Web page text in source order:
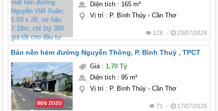
Diện tích: 165 m²
Vị trí: P. Bình Thủy - Cần Thơ
128 - 23/07/2026
Bán nền hẻm đường Nguyễn Thông, P. Bình Thuỷ , TPCT
Giá: 1,70 Tỷ
Diện tích: 95 m²
Vị trí: P. Bình Thủy - Cần Thơ
71 - 17/07/2026